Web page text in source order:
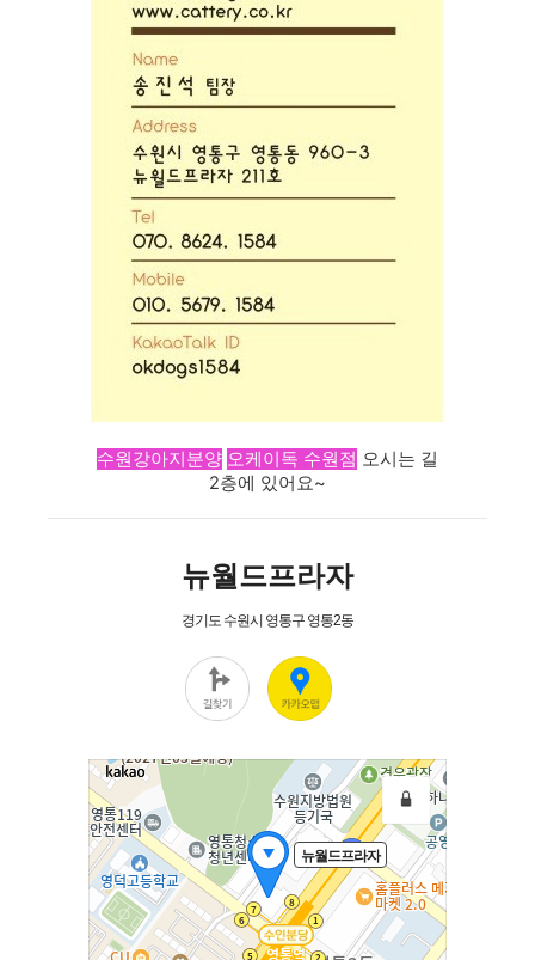
수원강아지분양 오케이독 수원점 오시는 길
2층에 있어요~